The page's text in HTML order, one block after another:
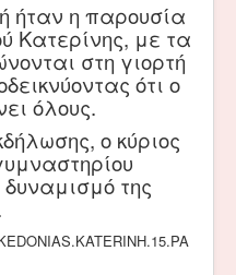
ήταν η παρουσία
Κατερίνης, με τα
στη γιορτή
ότι ο
όλους.
ο κύριος
της